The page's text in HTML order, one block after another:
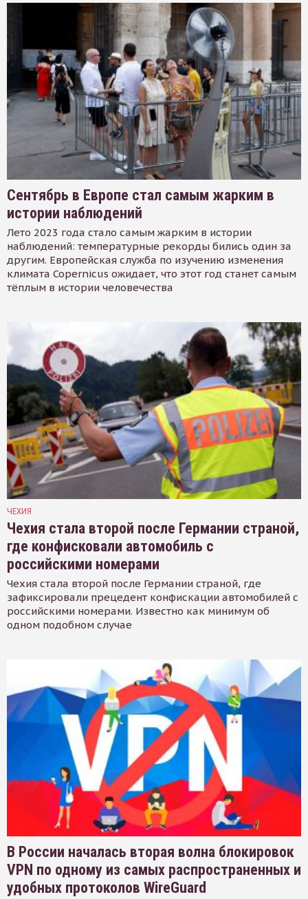
Сентябрь в Европе стал самым жарким в
истории наблюдений
Лето 2023 года стало самым жарким в истории
наблюдений: температурные рекорды бились один за
другим. Европейская служба по изучению изменения
климата Copernicus ожидает, что этот год станет самым
тёплым в истории человечества
ЧЕХИЯ
Чехия стала второй после Германии страной,
где конфисковали автомобиль с
российскими номерами
Чехия стала второй после Германии страной, где
зафиксировали прецедент конфискации автомобилей с
российскими номерами. Известно как минимум об
одном подобном случае
В России началась вторая волна блокировок
VPN по одному из самых распространенных и
удобных протоколов WireGuard